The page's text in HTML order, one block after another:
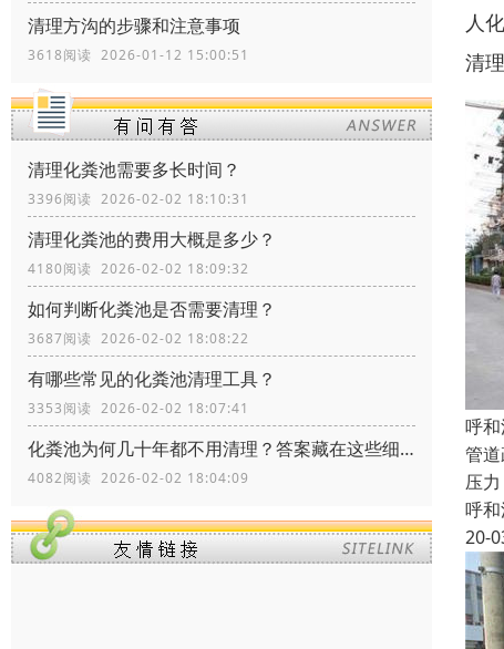
清理方沟的步骤和注意事项
3618阅读 2026-01-12 15:00:51
清理化粪池需要多长时间？
3396阅读 2026-02-02 18:10:31
清理化粪池的费用大概是多少？
4180阅读 2026-02-02 18:09:32
如何判断化粪池是否需要清理？
3687阅读 2026-02-02 18:08:22
有哪些常见的化粪池清理工具？
3353阅读 2026-02-02 18:07:41
化粪池为何几十年都不用清理？答案藏在这些细节里！
4082阅读 2026-02-02 18:04:09
人
清
呼
管
压
呼
20-